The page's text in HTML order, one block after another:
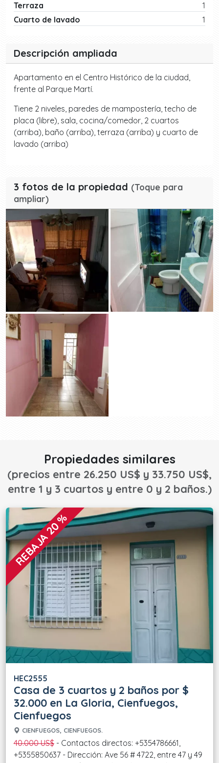
Terraza
1
Cuarto de lavado
1
Descripción ampliada
Apartamento en el Centro Histórico de la ciudad,
frente al Parque Martí.
Tiene 2 niveles, paredes de mampostería, techo de
placa (libre), sala, cocina/comedor, 2 cuartos
(arriba), baño (arriba), terraza (arriba) y cuarto de
lavado (arriba)
3 fotos de la propiedad (Toque para
ampliar)
Propiedades similares
(precios entre 26.250 US$ y 33.750 US$,
entre 1 y 3 cuartos y entre 0 y 2 baños.)
REBAJA 20 %
HEC2555
Casa de 3 cuartos y 2 baños por $
32.000 en La Gloria, Cienfuegos,
Cienfuegos
CIENFUEGOS, CIENFUEGOS.
40.000 US$ - Contactos directos: +5354786661,
+5355850637 - Dirección: Ave 56 # 4722, entre 47 y 49